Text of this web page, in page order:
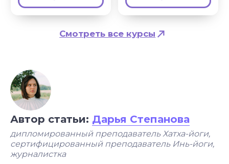
Автор статьи: Дарья Степанова
дипломированный преподаватель Хатха-йоги,
сертифицированный преподаватель Инь-йоги,
журналистка